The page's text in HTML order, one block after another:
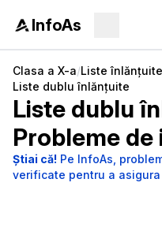
InfoAs
Clasa a X-a/Liste
Liste dublu înlănțuite
Liste dublu
Probleme
Știai că! Pe InfoAs,
verificate pentru a